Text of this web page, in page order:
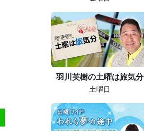
羽川英樹の土曜は旅気分
土曜日